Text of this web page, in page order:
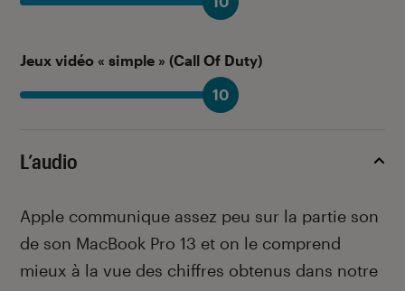
Jeux vidéo « simple » (Call Of Duty)
10
L’audio
Apple communique assez peu sur la partie son
de son MacBook Pro 13 et on le comprend
mieux à la vue des chiffres obtenus dans notre